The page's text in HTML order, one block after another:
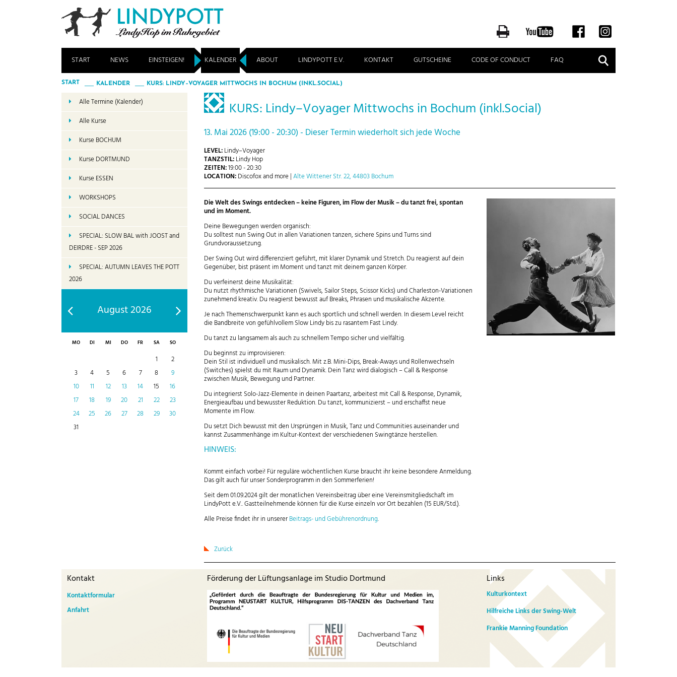
START NEWS EINSTEIGEN! KALENDER ABOUT LINDYPOTT E.V. KONTAKT GUTSCHEINE CODE OF CONDUCT FAQ Suche
START KALENDER KURS: LINDY–VOYAGER MITTWOCHS IN BOCHUM (INKL.SOCIAL)
KURS: Lindy–Voyager Mittwochs in Bochum (inkl.Social)
13. Mai 2026 (19:00 - 20:30) - Dieser Termin wiederholt sich jede Woche
LEVEL:Lindy–Voyager
TANZSTIL:Lindy Hop
ZEITEN:19:00 - 20:30
LOCATION:Discofox and more |Alte Wittener Str. 22, 44803 Bochum
Die Welt des Swings entdecken – keine Figuren, im Flow der Musik – du tanzt frei, spontan
und im Moment.
Deine Bewegungen werden organisch:
Du solltest nun Swing Out in allen Variationen tanzen, sichere Spins und Turns sind
Grundvoraussetzung.
Der Swing Out wird differenziert geführt, mit klarer Dynamik und Stretch. Du reagierst auf dein
Gegenüber, bist präsent im Moment und tanzt mit deinem ganzen Körper.
Du verfeinerst deine Musikalität:
Du nutzt rhythmische Variationen (Swivels, Sailor Steps, Scissor Kicks) und Charleston-Variationen
zunehmend kreativ. Du reagierst bewusst auf Breaks, Phrasen und musikalische Akzente.
Je nach Themenschwerpunkt kann es auch sportlich und schnell werden. In diesem Level reicht
die Bandbreite von gefühlvollem Slow Lindy bis zu rasantem Fast Lindy.
Du tanzt zu langsamem als auch zu schnellem Tempo sicher und vielfältig.
Du beginnst zu improvisieren:
Dein Stil ist individuell und musikalisch. Mit z.B. Mini-Dips, Break-Aways und Rollenwechseln
(Switches) spielst du mit Raum und Dynamik. Dein Tanz wird dialogisch – Call & Response
zwischen Musik, Bewegung und Partner.
Du integrierst Solo-Jazz-Elemente in deinen Paartanz, arbeitest mit Call & Response, Dynamik,
Energieaufbau und bewusster Reduktion. Du tanzt, kommunizierst – und erschaffst neue
Momente im Flow.
Du setzt Dich bewusst mit den Ursprüngen in Musik, Tanz und Communities auseinander und
kannst Zusammenhänge im Kultur-Kontext der verschiedenen Swingtänze herstellen.
HINWEIS:
Kommt einfach vorbei! Für reguläre wöchentlichen Kurse braucht ihr keine besondere Anmeldung.
Das gilt auch für unser Sonderprogramm in den Sommerferien!
Seit dem 01.09.2024 gilt der monatlichen Vereinsbeitrag über eine Vereinsmitgliedschaft im
LindyPott e.V.. Gastteilnehmende können für die Kurse einzeln vor Ort bezahlen (15 EUR/Std.).
Alle Preise findet ihr in unsererBeitrags- und Gebührenordnung.
Zurück
Alle Termine (Kalender)
Alle Kurse
Kurse BOCHUM
Kurse DORTMUND
Kurse ESSEN
WORKSHOPS
SOCIAL DANCES
SPECIAL: SLOW BAL with JOOST and
DEIRDRE - SEP 2026
SPECIAL: AUTUMN LEAVES THE POTT
2026
August 2026
MO DI MI DO FR SA SO
1
2
3
4 5 6 7 8
9
10
11 12 13 14 15
16
17
18 19 20 21 22
23
24
25 26 27 28 29
30
31
Kontakt
Kontaktformular
Anfahrt
Förderung der Lüftungsanlage im Studio Dortmund Links
Kulturkontext
Hilfreiche Links der Swing-Welt
Frankie Manning Foundation